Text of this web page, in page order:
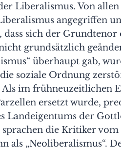
Liberalismus. Von
angegriffen
dass sich der
grundsätzlich
überhaupt gab,
soziale Ordnung
im frühneuzeitlichen
ersetzt wurde,
Landeigentums der
sprachen die Kritiker
als „Neoliberalismus“.